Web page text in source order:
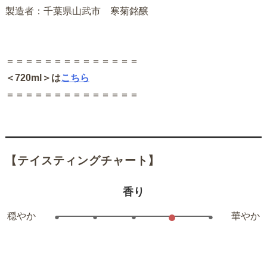
製造者：千葉県山武市 寒菊銘醸
＝＝＝＝＝＝＝＝＝＝＝＝＝＝
＜720ml＞はこちら
＝＝＝＝＝＝＝＝＝＝＝＝＝＝
【テイスティングチャート】
香り
穏やか ● ● ● ● ● 華やか